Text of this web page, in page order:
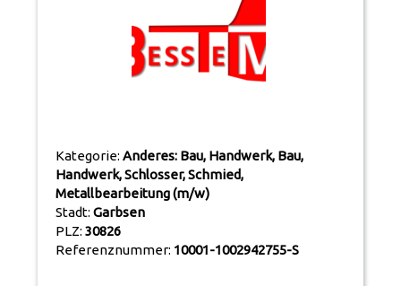
Kategorie:Anderes: Bau, Handwerk, Bau,
Handwerk, Schlosser, Schmied,
Metallbearbeitung (m/w)
Stadt:Garbsen
PLZ:30826
Referenznummer: 10001-1002942755-S